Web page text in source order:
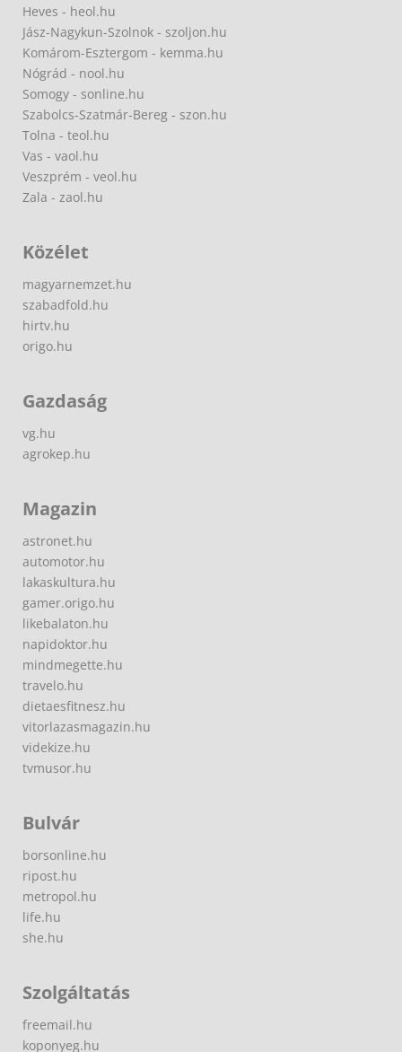
Heves - heol.hu
Jász-Nagykun-Szolnok - szoljon.hu
Komárom-Esztergom - kemma.hu
Nógrád - nool.hu
Somogy - sonline.hu
Szabolcs-Szatmár-Bereg - szon.hu
Tolna - teol.hu
Vas - vaol.hu
Veszprém - veol.hu
Zala - zaol.hu
Közélet
magyarnemzet.hu
szabadfold.hu
hirtv.hu
origo.hu
Gazdaság
vg.hu
agrokep.hu
Magazin
astronet.hu
automotor.hu
lakaskultura.hu
gamer.origo.hu
likebalaton.hu
napidoktor.hu
mindmegette.hu
travelo.hu
dietaesfitnesz.hu
vitorlazasmagazin.hu
videkize.hu
tvmusor.hu
Bulvár
borsonline.hu
ripost.hu
metropol.hu
life.hu
she.hu
Szolgáltatás
freemail.hu
koponyeg.hu